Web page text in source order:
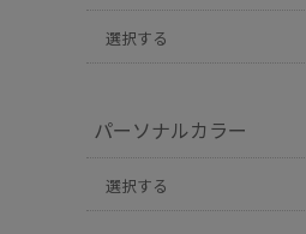
選択する
パーソナルカラー
選択する